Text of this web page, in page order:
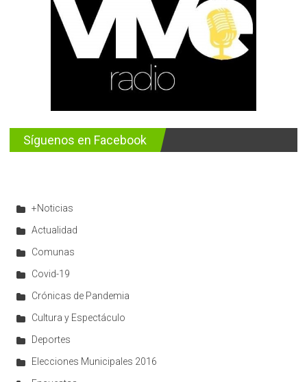
Síguenos en Facebook
+Noticias
Actualidad
Comunas
Covid-19
Crónicas de Pandemia
Cultura y Espectáculo
Deportes
Elecciones Municipales 2016